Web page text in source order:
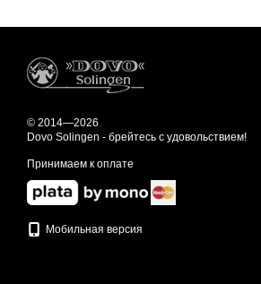
© 2014—2026
Dovo Solingen - брейтесь с удовольствием!
Принимаем к оплате
Мобильная версия